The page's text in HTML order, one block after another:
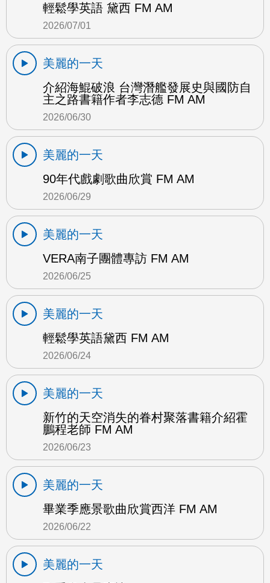
輕鬆學英語 黛西 FM AM
2026/07/01
美麗的一天
介紹海鯤破浪 台灣潛艦發展史與國防自
主之路書籍作者李志德 FM AM
2026/06/30
美麗的一天
90年代戲劇歌曲欣賞 FM AM
2026/06/29
美麗的一天
VERA南子團體專訪 FM AM
2026/06/25
美麗的一天
輕鬆學英語黛西 FM AM
2026/06/24
美麗的一天
新竹的天空消失的眷村聚落書籍介紹霍
鵬程老師 FM AM
2026/06/23
美麗的一天
畢業季應景歌曲欣賞西洋 FM AM
2026/06/22
美麗的一天